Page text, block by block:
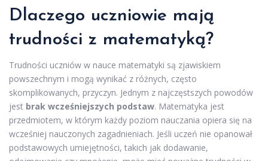
Dlaczego uczniowie mają
trudności z matematyką?
Trudności uczniów w nauce matematyki są zjawiskiem
powszechnym i mogą wynikać z różnych, często
skomplikowanych, przyczyn. Jednym z najczęstszych powodów
jest brak wcześniejszych podstaw. Matematyka jest
przedmiotem, w którym każdy poziom nauczania opiera się na
wcześniej nauczonych zagadnieniach. Jeśli uczeń nie opanował
podstawowych umiejętności, takich jak dodawanie,